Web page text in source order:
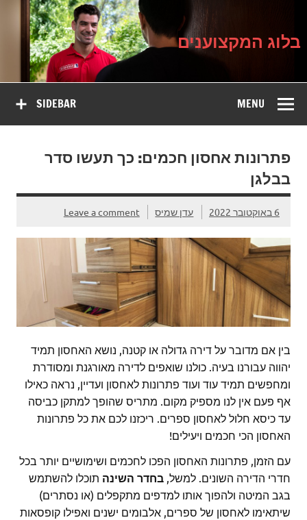
בלוג
המקצוענים
על עיצוב, שיפוץ וטיפוח הבית
בלוג המקצוענים
SIDEBAR MENU
פתרונות אחסון חכמים: כך תעשו סדר
בבלגן
6 באוקטובר 2022 עדן שמיס Leave a comment
בין אם מדובר על דירה גדולה או קטנה, נושא האחסון תמיד
יהווה עבורנו בעיה. כולנו שואפים לדירה מאורגנת ומסודרת
ומחפשים תמיד עוד ועוד פתרונות לאחסון ועדיין, נראה כאילו
אף פעם אין לנו מספיק מקום. מתריס שהופך למתקן כביסה
עד כיסא חלול לאחסון ספרים. ריכזנו לכם את כל פתרונות
האחסון הכי חכמים ויעילים!
עם הזמן, פתרונות האחסון הפכו לחכמים ושימושיים יותר בכל
חדרי הדירה השונים. למשל, בחדר השינה תוכלו להשתמש
בגב המיטה ולהפוך אותו למדפים מתקפלים (או נסתרים)
שיתאימו לאחסון של ספרים, אלבומים ישנים ואפילו קופסאות